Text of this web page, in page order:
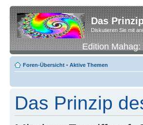
Das
Diskutieren Sie mit
Edition
Foren-Übersicht • Aktive Themen
Das Prinzip